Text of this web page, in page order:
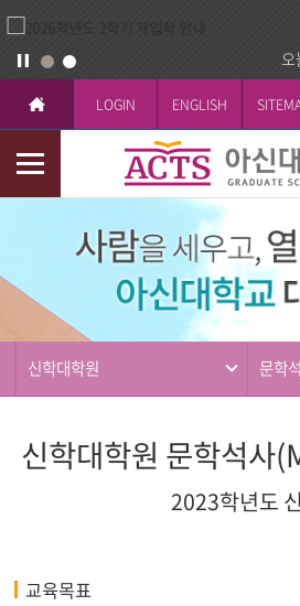
오
LOGIN ENGLISH
모
바
신학대학원 문학
신학대학원 문학석사
2023학년도
교육목표